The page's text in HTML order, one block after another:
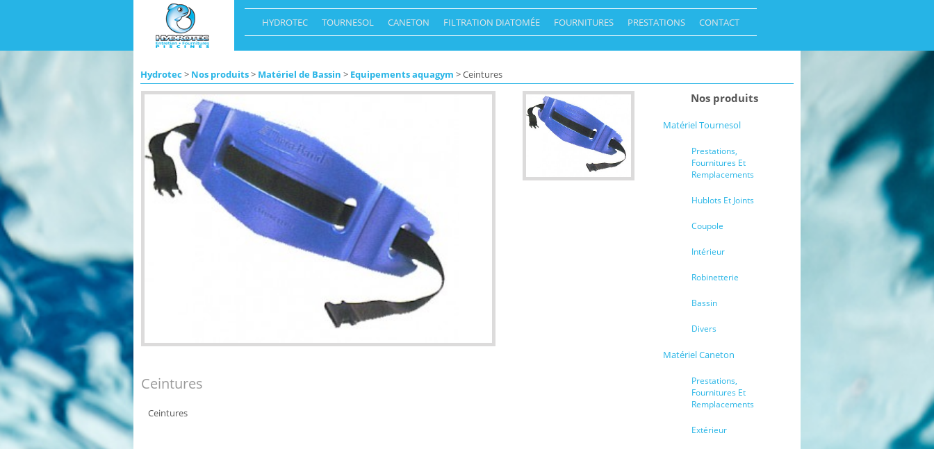
HYDROTEC TOURNESOL CANETON FILTRATION DIATOMÉE FOURNITURES PRESTATIONS CONTACT
Hydrotec > Nos produits> Matériel de Bassin > Equipements aquagym > Ceintures
Nos produits
Matériel Tournesol
Prestations,
Fournitures Et
Remplacements
Hublots Et Joints
Coupole
Intérieur
Robinetterie
Bassin
Divers
Matériel Caneton
Prestations,
Fournitures Et
Remplacements
Extérieur
Ceintures
Ceintures